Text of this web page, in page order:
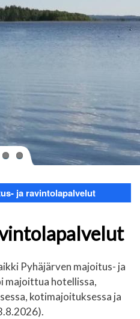
ja ravintolapalvelut
Pyhäjärven majoitus- ja
majoittua hotellissa,
kotimajoituksessa ja